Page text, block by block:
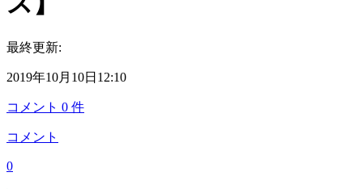
最終更新:
2019年10月10日12:10
コメント 0 件
コメント
0